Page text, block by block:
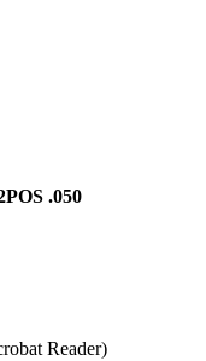
.050
Reader)